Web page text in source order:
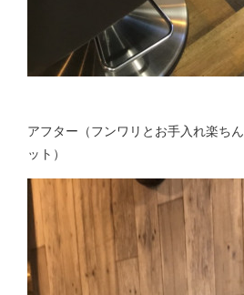
アフター（フンワリとお手入れ楽ち
ット）